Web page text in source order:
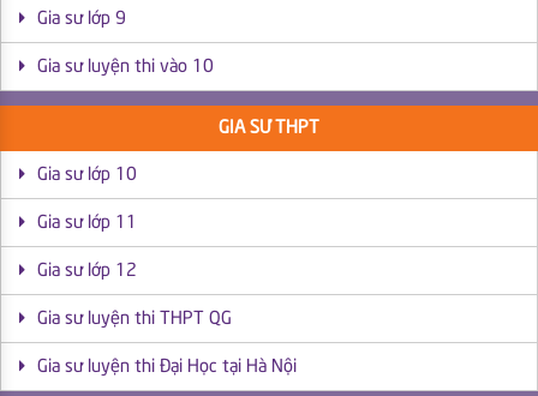
Gia sư lớp 9
Gia sư luyện thi vào 10
GIA SƯ THPT
Gia sư lớp 10
Gia sư lớp 11
Gia sư lớp 12
Gia sư luyện thi THPT QG
Gia sư luyện thi Đại Học tại Hà Nội